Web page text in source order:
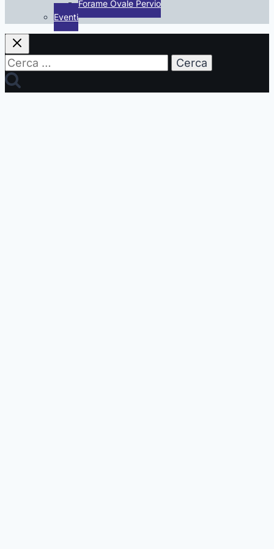
Forame Ovale Pervio
Eventi
Ricerca
per: